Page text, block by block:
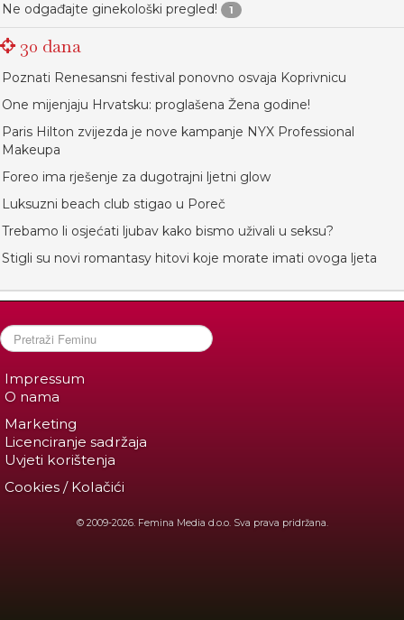
Ne odgađajte ginekološki pregled! 1
30 dana
Poznati Renesansni festival ponovno osvaja Koprivnicu
One mijenjaju Hrvatsku: proglašena Žena godine!
Paris Hilton zvijezda je nove kampanje NYX Professional
Makeupa
Foreo ima rješenje za dugotrajni ljetni glow
Luksuzni beach club stigao u Poreč
Trebamo li osjećati ljubav kako bismo uživali u seksu?
Stigli su novi romantasy hitovi koje morate imati ovoga ljeta
Impressum
O nama
Marketing
Licenciranje sadržaja
Uvjeti korištenja
Cookies / Kolačići
© 2009-2026. Femina Media d.o.o. Sva prava pridržana.